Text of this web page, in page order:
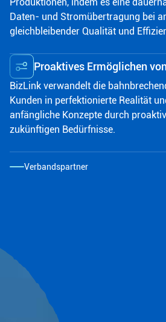
Produktionen, indem es eine
Daten- und Stromübertragung bei
gleichbleibender Qualität und
Proaktives Ermöglichen
BizLink verwandelt die
Kunden in perfektionierte Realität
anfängliche Konzepte durch
zukünftigen Bedürfnisse.
Verbandspartner